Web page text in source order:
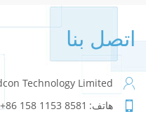
اتصل بنا
Technology Limited
هاتف: +86 158 1153 8581